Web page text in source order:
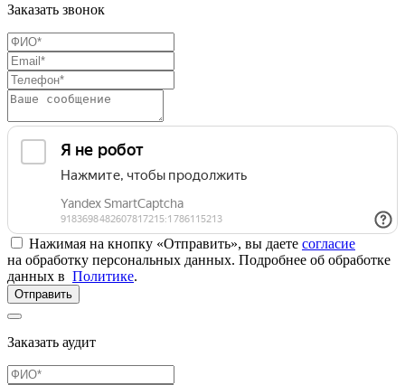
Заказать звонок
Нажимая на кнопку «Отправить», вы даете согласие
на обработку персональных данных. Подробнее об обработке
данных в Политике.
Отправить
Заказать аудит